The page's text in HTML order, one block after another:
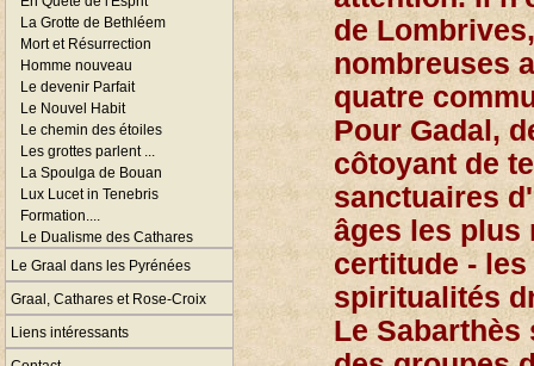
La Grotte de Bethléem
Mort et Résurrection
Homme nouveau
Le devenir Parfait
Le Nouvel Habit
Le chemin des étoiles
Les grottes parlent ...
La Spoulga de Bouan
Lux Lucet in Tenebris
Formation....
Le Dualisme des Cathares
Le Graal dans les Pyrénées
Graal, Cathares et Rose-Croix
Liens intéressants
de
nombreuses
quatre
Pour Gadal,
côtoyant de
sanctuaires
âges les plus
certitude -
spiritualités
Le